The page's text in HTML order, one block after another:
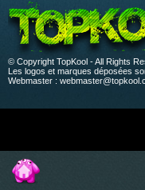
© Copyright TopKool - All Rights
Les logos et marques déposées
Webmaster :